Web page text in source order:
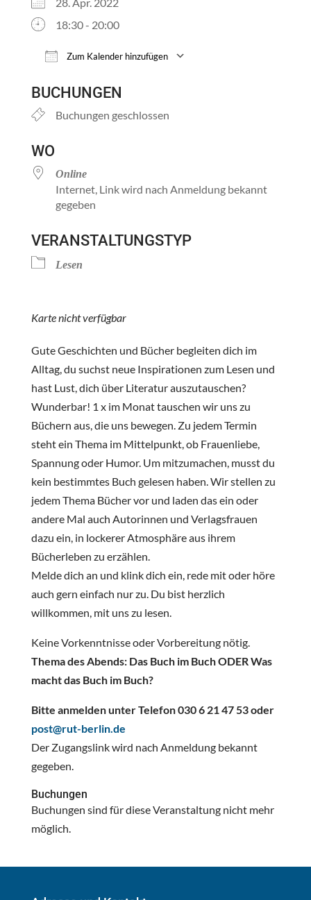
28. Apr. 2022
18:30 - 20:00
Zum Kalender hinzufügen
BUCHUNGEN
Buchungen geschlossen
WO
Online
Internet, Link wird nach Anmeldung bekannt
gegeben
VERANSTALTUNGSTYP
Lesen
Karte nicht verfügbar
Gute Geschichten und Bücher begleiten dich im
Alltag, du suchst neue Inspirationen zum Lesen und
hast Lust, dich über Literatur auszutauschen?
Wunderbar! 1 x im Monat tauschen wir uns zu
Büchern aus, die uns bewegen. Zu jedem Termin
steht ein Thema im Mittelpunkt, ob Frauenliebe,
Spannung oder Humor. Um mitzumachen, musst du
kein bestimmtes Buch gelesen haben. Wir stellen zu
jedem Thema Bücher vor und laden das ein oder
andere Mal auch Autorinnen und Verlagsfrauen
dazu ein, in lockerer Atmosphäre aus ihrem
Bücherleben zu erzählen.
Melde dich an und klink dich ein, rede mit oder höre
auch gern einfach nur zu. Du bist herzlich
willkommen, mit uns zu lesen.
Keine Vorkenntnisse oder Vorbereitung nötig.
Thema des Abends: Das Buch im Buch ODER Was
macht das Buch im Buch?
Bitte anmelden unter Telefon 030 6 21 47 53 oder
post@rut-berlin.de
Der Zugangslink wird nach Anmeldung bekannt
gegeben.
Buchungen
Buchungen sind für diese Veranstaltung nicht mehr
möglich.